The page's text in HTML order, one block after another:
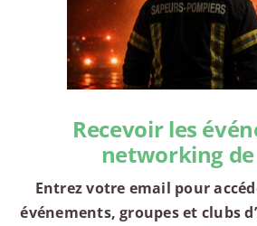
Recevoir les
networking
Entrez votre email pour
événements, groupes et clubs